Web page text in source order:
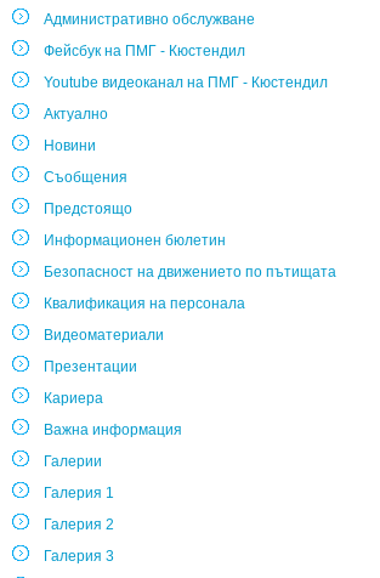
Административно обслужване
Фейсбук на ПМГ - Кюстендил
Youtube видеоканал на ПМГ - Кюстендил
Актуално
Новини
Съобщения
Предстоящо
Информационен бюлетин
Безопасност на движението по пътищата
Квалификация на персонала
Видеоматериали
Презентации
Кариера
Важна информация
Галерии
Галерия 1
Галерия 2
Галерия 3